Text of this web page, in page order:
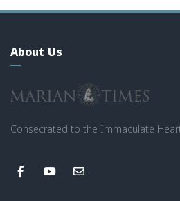
About Us
Consecrated to the Immaculate